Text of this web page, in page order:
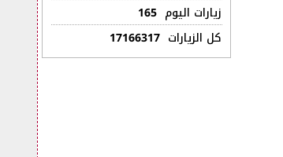
زيارات اليوم165
كل الزيارات17166317